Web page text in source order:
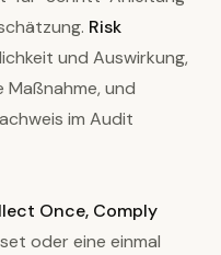
Risk
und Auswirkung,
und
im Audit
Once, Comply
oder eine einmal